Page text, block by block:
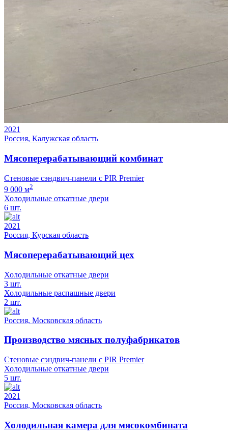
2021
Россия, Калужская область
Мясоперерабатывающий комбинат
Стеновые сэндвич-панели с PIR Premier
9 000 м2
Холодильные откатные двери
6 шт.
2021
Россия, Курская область
Мясоперерабатывающий цех
Холодильные откатные двери
3 шт.
Холодильные распашные двери
2 шт.
Россия, Московская область
Производство мясных полуфабрикатов
Стеновые сэндвич-панели с PIR Premier
Холодильные откатные двери
5 шт.
2021
Россия, Московская область
Холодильная камера для мясокомбината